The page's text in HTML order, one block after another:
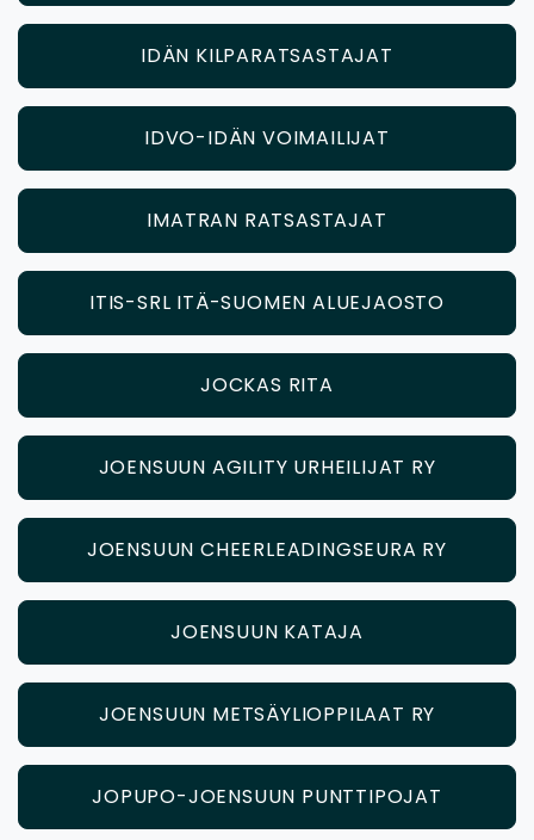
IDÄN KILPARATSASTAJAT
IDVO-IDÄN VOIMAILIJAT
IMATRAN RATSASTAJAT
ITIS-SRL ITÄ-SUOMEN ALUEJAOSTO
JOCKAS RITA
JOENSUUN AGILITY URHEILIJAT RY
JOENSUUN CHEERLEADINGSEURA RY
JOENSUUN KATAJA
JOENSUUN METSÄYLIOPPILAAT RY
JOPUPO-JOENSUUN PUNTTIPOJAT